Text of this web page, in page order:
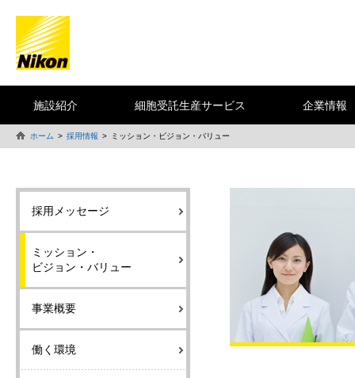
施設紹介 細胞受託生産サービス 企業情報
ホーム 採用情報 ミッション・ビジョン・バリュー
採用メッセージ
ミッション・
ビジョン・バリュー
事業概要
働く環境